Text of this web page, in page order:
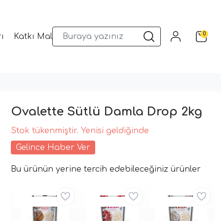
Katkı Malzemeleri Sunum Gereçleri Kalıplar0
Ovalette Sütlü Damla Drop 2kg
Stok tükenmiştir. Yenisi geldiğinde
Gelince Haber Ver
Bu ürünün yerine tercih edebileceğiniz ürünler
Aynı Gün Kargo
Aynı Gün Kargo
Aynı Gün Kargo